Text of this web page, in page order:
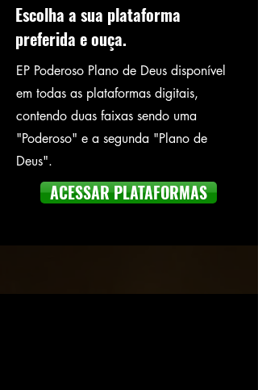
Escolha a sua plataforma
preferida e ouça.
EP Poderoso Plano de Deus disponível
em todas as plataformas digitais,
contendo duas faixas sendo uma
"Poderoso" e a segunda "Plano de
Deus".
ACESSAR PLATAFORMAS